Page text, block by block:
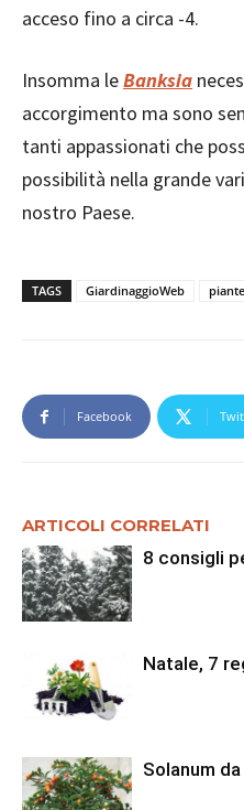
acceso fino a circa -4.
Insomma leBanksia
accorgimento ma sono
tanti appassionati che
possibilità nella grande
nostro Paese.
TAGS GiardinaggioWeb
Facebook
ARTICOLI CORRELATI
8 consigli
Natale, 7
Solanum